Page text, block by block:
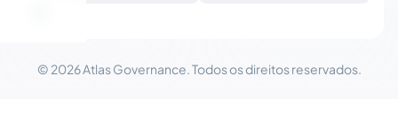
© 2026 Atlas Governance. Todos os direitos reservados.